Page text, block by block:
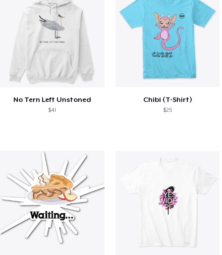
No Tern Left Unstoned
$41
Chibi (T-Shirt)
$25